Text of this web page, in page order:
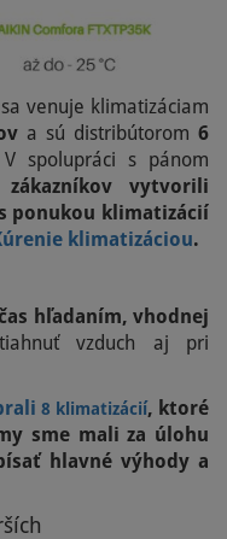
venuje klimatizáciam
a sú distribútorom6
V spolupráci s pánom
vytvorili
ponukou klimatizácií
klimatizáciou.
hľadaním, vhodnej
vzduch aj pri
8 klimatizácií, ktoré
sme mali za úlohu
hlavné výhody a